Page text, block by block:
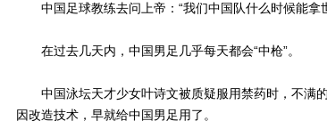
中国足球教练去问上帝：“我们中国队什么时候能拿
在过去几天内，中国男足几乎每天都会“中枪”。
中国泳坛天才少女叶诗文被质疑服用禁药时，不满
因改造技术，早就给中国男足用了。